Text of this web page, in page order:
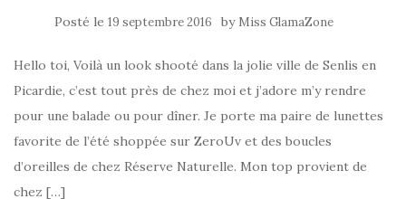
Posté le 19 septembre 2016 by Miss GlamaZone
Hello toi, Voilà un look shooté dans la jolie ville de Senlis en
Picardie, c’est tout près de chez moi et j’adore m’y rendre
pour une balade ou pour dîner. Je porte ma paire de lunettes
favorite de l’été shoppée sur ZeroUv et des boucles
d’oreilles de chez Réserve Naturelle. Mon top provient de
chez […]